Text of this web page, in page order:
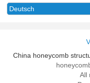
China honeycomb
All